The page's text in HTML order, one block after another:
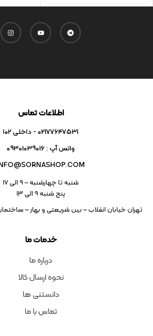
خدمات ما
درباره ما
نحوه ارسال کالا
دانستنی ها
تماس با ما
اطلاعات تماس
02177647531 - داخلی ۱۰۲
واتس آپ : 09301039016
شنبه تا چهارشنبه – ۹ الی 17
پنج شنبه ۹ الی 13
تهران خیابان انقلاب – بین شریعتی و بهار –